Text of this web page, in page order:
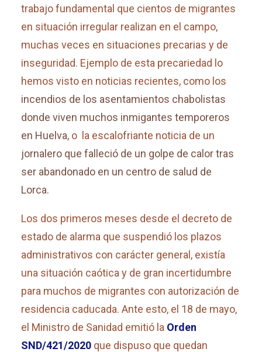
trabajo fundamental que cientos de migrantes
en situación irregular realizan en el campo,
muchas veces en situaciones precarias y de
inseguridad. Ejemplo de esta precariedad lo
hemos visto en noticias recientes, como los
incendios de los asentamientos chabolistas
donde viven muchos inmigantes temporeros
en Huelva, o la escalofriante noticia de un
jornalero que falleció de un golpe de calor tras
ser abandonado en un centro de salud de
Lorca.
Los dos primeros meses desde el decreto de
estado de alarma que suspendió los plazos
administrativos con carácter general, existía
una situación caótica y de gran incertidumbre
para muchos de migrantes con autorización de
residencia caducada. Ante esto, el 18 de mayo,
el Ministro de Sanidad emitió la Orden
SND/421/2020 que dispuso que quedan